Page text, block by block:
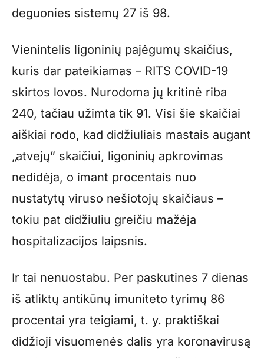
deguonies sistemų 27 iš 98.
Vienintelis ligoninių pajėgumų skaičius,
kuris dar pateikiamas – RITS COVID-19
skirtos lovos. Nurodoma jų kritinė riba
240, tačiau užimta tik 91. Visi šie skaičiai
aiškiai rodo, kad didžiuliais mastais augant
„atvejų” skaičiui, ligoninių apkrovimas
nedidėja, o imant procentais nuo
nustatytų viruso nešiotojų skaičiaus –
tokiu pat didžiuliu greičiu mažėja
hospitalizacijos laipsnis.
Ir tai nenuostabu. Per paskutines 7 dienas
iš atliktų antikūnų imuniteto tyrimų 86
procentai yra teigiami, t. y. praktiškai
didžioji visuomenės dalis yra koronavirusą